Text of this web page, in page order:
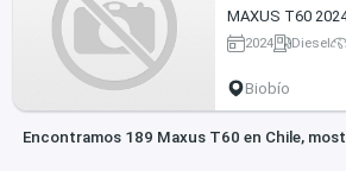
MAXUS T60
2024 Diesel
Biobío
Encontramos 189 Maxus T60 en Chile,